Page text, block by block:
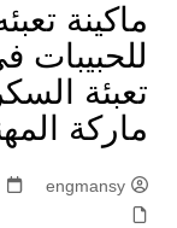
ماكينة
للحبيبات
ماركة
engmansy